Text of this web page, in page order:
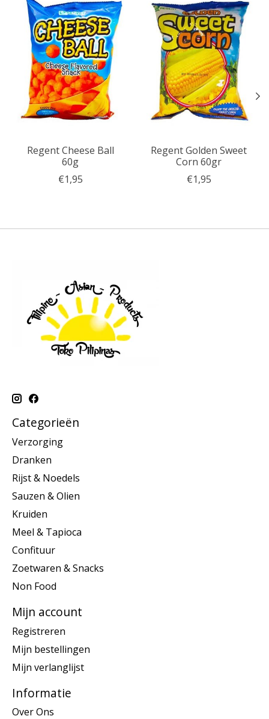
Regent Cheese Ball
60g
€1,95
Regent Golden Sweet
Corn 60gr
€1,95
Categorieën
Verzorging
Dranken
Rijst & Noedels
Sauzen & Olien
Kruiden
Meel & Tapioca
Confituur
Zoetwaren & Snacks
Non Food
Mijn account
Registreren
Mijn bestellingen
Mijn verlanglijst
Informatie
Over Ons